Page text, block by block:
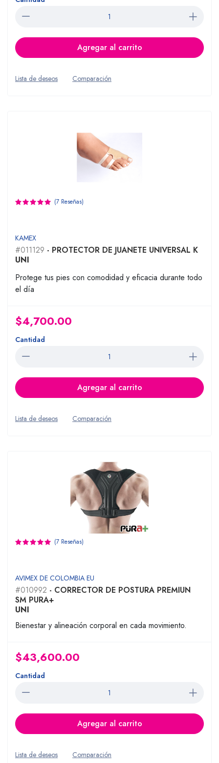
Agregar al carrito
Lista de deseos Comparación
(7 Reseñas)
KAMEX
#011129 - PROTECTOR DE JUANETE UNIVERSAL K
UNI
Protege tus pies con comodidad y eficacia durante todo
el día
$4,700.00
Cantidad
Agregar al carrito
Lista de deseos Comparación
(7 Reseñas)
AVIMEX DE COLOMBIA EU
#010992 - CORRECTOR DE POSTURA PREMIUN
SM PURA+
UNI
Bienestar y alineación corporal en cada movimiento.
$43,600.00
Cantidad
Agregar al carrito
Lista de deseos Comparación